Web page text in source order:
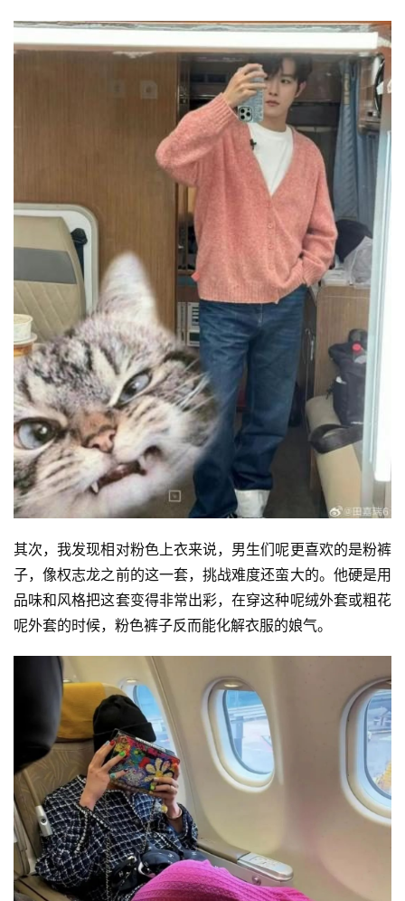
其次，我发现相对粉色上衣来说，男生们呢更喜欢的是粉裤
子，像权志龙之前的这一套，挑战难度还蛮大的。他硬是用
品味和风格把这套变得非常出彩，在穿这种呢绒外套或粗花
呢外套的时候，粉色裤子反而能化解衣服的娘气。